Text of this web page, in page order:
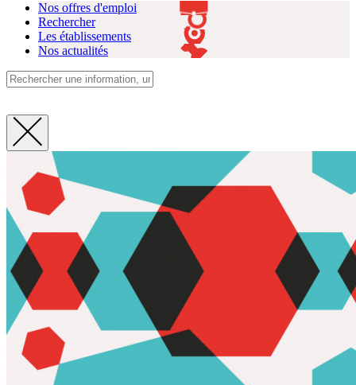
Nos offres d'emploi
Rechercher
Les établissements
Nos actualités
Fermer
recherche